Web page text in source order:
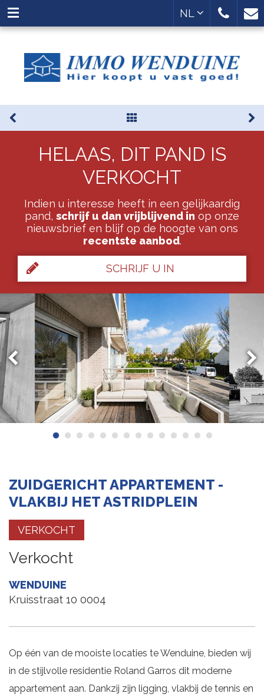
NL
HELAAS, DIT PAND IS
VERKOCHT
Indien u interesse heeft in een gelijkaardig
pand, schrijf u dan vrijblijvend in op onze
nieuwsbrief en blijf op de hoogte van ons
recentste aanbod.
SCHRIJF U IN
ZUIDGERICHT APPARTEMENT -
VLAKBIJ HET ASTRIDPLEIN
VERKOCHT
Verkocht
WENDUINE
Kruisstraat 10 0004
Op één van de mooiste locaties te Wenduine, bieden wij
in de stijlvolle residentie Roland Garros dit moderne
appartement aan. Dankzij zijn ligging, vlakbij de tennis en